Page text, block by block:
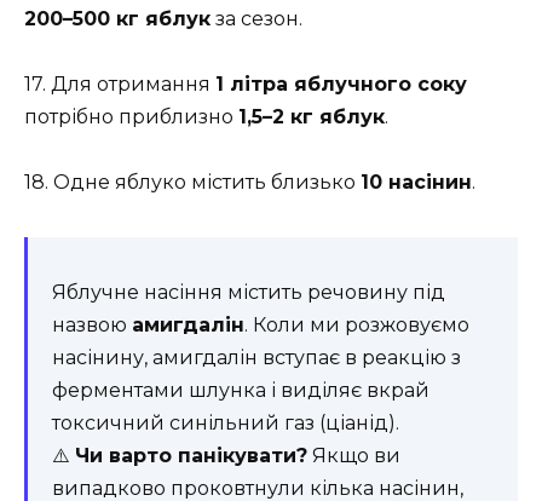
200–500 кг яблук за сезон.
17. Для отримання 1 літра яблучного соку
потрібно приблизно 1,5–2 кг яблук.
18. Одне яблуко містить близько 10 насінин.
Яблучне насіння містить речовину під
назвою амигдалін. Коли ми розжовуємо
насінину, амигдалін вступає в реакцію з
ферментами шлунка і виділяє вкрай
токсичний синільний газ (ціанід).
⚠️ Чи варто панікувати? Якщо ви
випадково проковтнули кілька насінин,